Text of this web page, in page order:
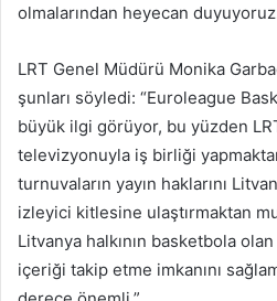
olmalarından heyecan
LRT Genel Müdürü Monika
şunları söyledi: “Euroleague
büyük ilgi görüyor, bu yüzden
televizyonuyla iş birliği
turnuvaların yayın haklarını
izleyici kitlesine ulaştırmaktan
Litvanya halkının basketbola
içeriği takip etme imkanını